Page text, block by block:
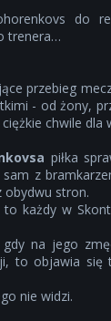
do
trenera…
przebieg
- od żony,
chwile dla
piłka
z
obydwu stron.
każdy w
na jego
to objawia się
nie widzi.